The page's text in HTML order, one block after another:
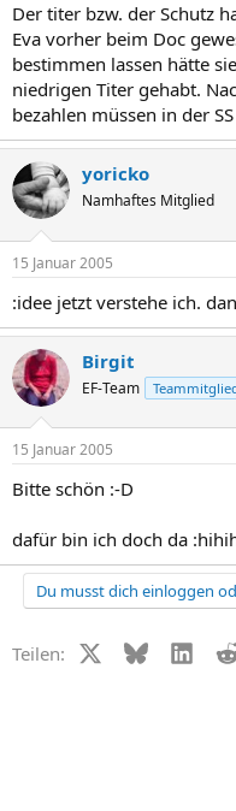
Der titer bzw. der Schutz
Eva vorher beim Doc
bestimmen lassen hätte
niedrigen Titer gehabt.
bezahlen müssen in der
yoricko
Namhaftes Mitglied
15 Januar 2005
:idee jetzt verstehe ich.
Birgit
EF-Team
15 Januar 2005
Bitte schön :-D
dafür bin ich doch da
Du musst dich einloggen
Teilen: X (Twitter)
Bluesky